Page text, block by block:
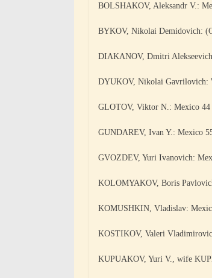
BOLSHAKOV, Aleksandr V.:
BYKOV, Nikolai Demidovich:
DIAKANOV, Dmitri
DYUKOV, Nikolai Gavrilovich:
GLOTOV, Viktor N.: Mexico 44
GUNDAREV, Ivan Y.: Mexico
GVOZDEV, Yuri Ivanovich:
KOLOMYAKOV, Boris
KOMUSHKIN, Vladislav:
KOSTIKOV, Valeri
KUPUAKOV, Yuri V., wife